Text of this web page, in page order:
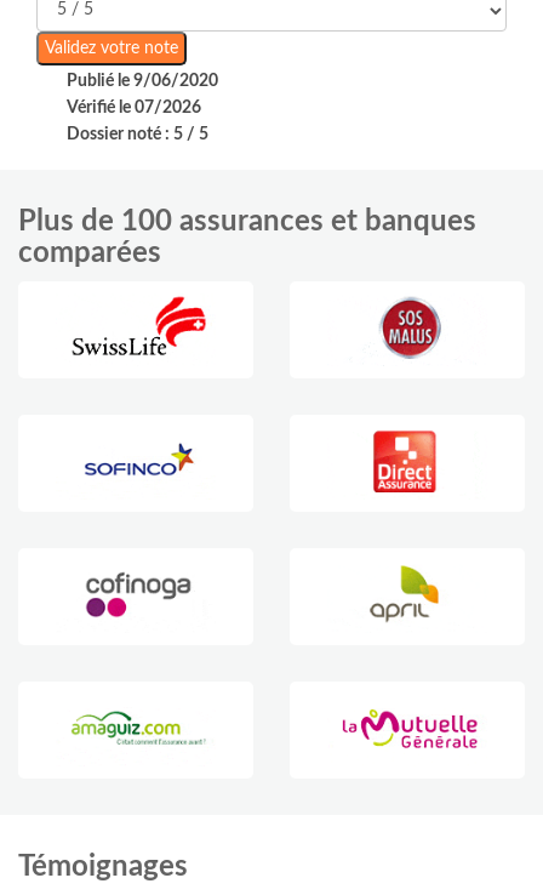
Publié le 9/06/2020
Vérifié le 07/2026
Dossier noté : 5 / 5
Plus de 100 assurances et banques
comparées
Témoignages